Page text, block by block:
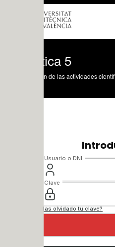
de las actividades científicas,